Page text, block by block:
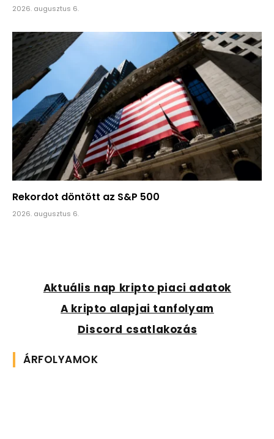
2026. augusztus 6.
Rekordot döntött az S&P 500
2026. augusztus 6.
Aktuális nap kripto piaci adatok
A kripto alapjai tanfolyam
Discord csatlakozás
ÁRFOLYAMOK